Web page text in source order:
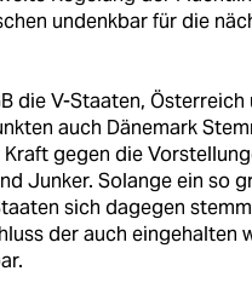
undenkbar für die
die V-Staaten, Österreich
auch Dänemark
gegen die
Junker. Solange ein so
sich dagegen
der auch eingehalten